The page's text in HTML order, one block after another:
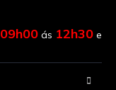
09h00 ás 12h30 e